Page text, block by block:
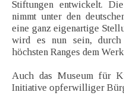
Stiftungen entwickelt.
nimmt unter den
eine ganz eigenartige
wird es nun sein, durch
höchsten Ranges dem
Auch das Museum für
Initiative opferwilliger